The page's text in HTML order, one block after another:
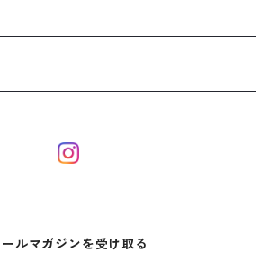
ールマガジンを受け取る